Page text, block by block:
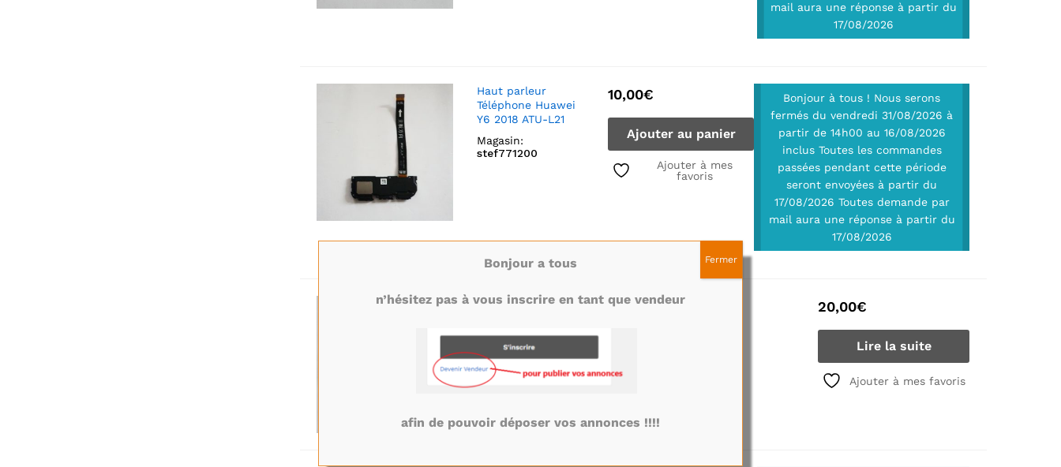
mail aura une réponse à partir du
17/08/2026
Haut parleur
Téléphone Huawei
Y6 2018 ATU-L21
Magasin:
stef771200
10,00€
Ajouter au panier
Ajouter à mes
favoris
Bonjour à tous ! Nous serons
fermés du vendredi 31/08/2026 à
partir de 14h00 au 16/08/2026
inclus Toutes les commandes
passées pendant cette période
seront envoyées à partir du
17/08/2026 Toutes demande par
mail aura une réponse à partir du
17/08/2026
Trop tard vendu ! Carte Mère Téléphone Huawei Y6 2018 ATU-L21 20,00€
Lire la suite
Ajouter à mes favoris
Bonjour a tous
n’hésitez pas à vous inscrire en tant que vendeur
afin de pouvoir déposer vos annonces !!!!
Fermer